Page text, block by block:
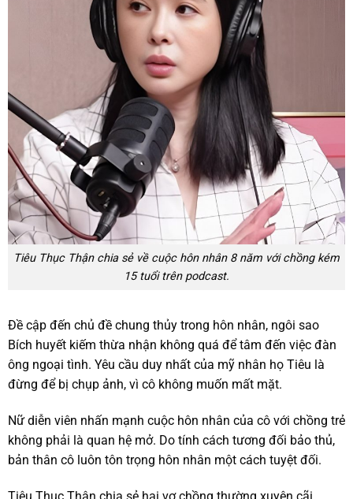
Tiêu Thục Thận chia sẻ về cuộc hôn nhân 8 năm với chồng kém
15 tuổi trên podcast.
Đề cập đến chủ đề chung thủy trong hôn nhân, ngôi sao
Bích huyết kiếm thừa nhận không quá để tâm đến việc đàn
ông ngoại tình. Yêu cầu duy nhất của mỹ nhân họ Tiêu là
đừng để bị chụp ảnh, vì cô không muốn mất mặt.
Nữ diễn viên nhấn mạnh cuộc hôn nhân của cô với chồng trẻ
không phải là quan hệ mở. Do tính cách tương đối bảo thủ,
bản thân cô luôn tôn trọng hôn nhân một cách tuyệt đối.
Tiêu Thục Thận chia sẻ hai vợ chồng thường xuyên cãi